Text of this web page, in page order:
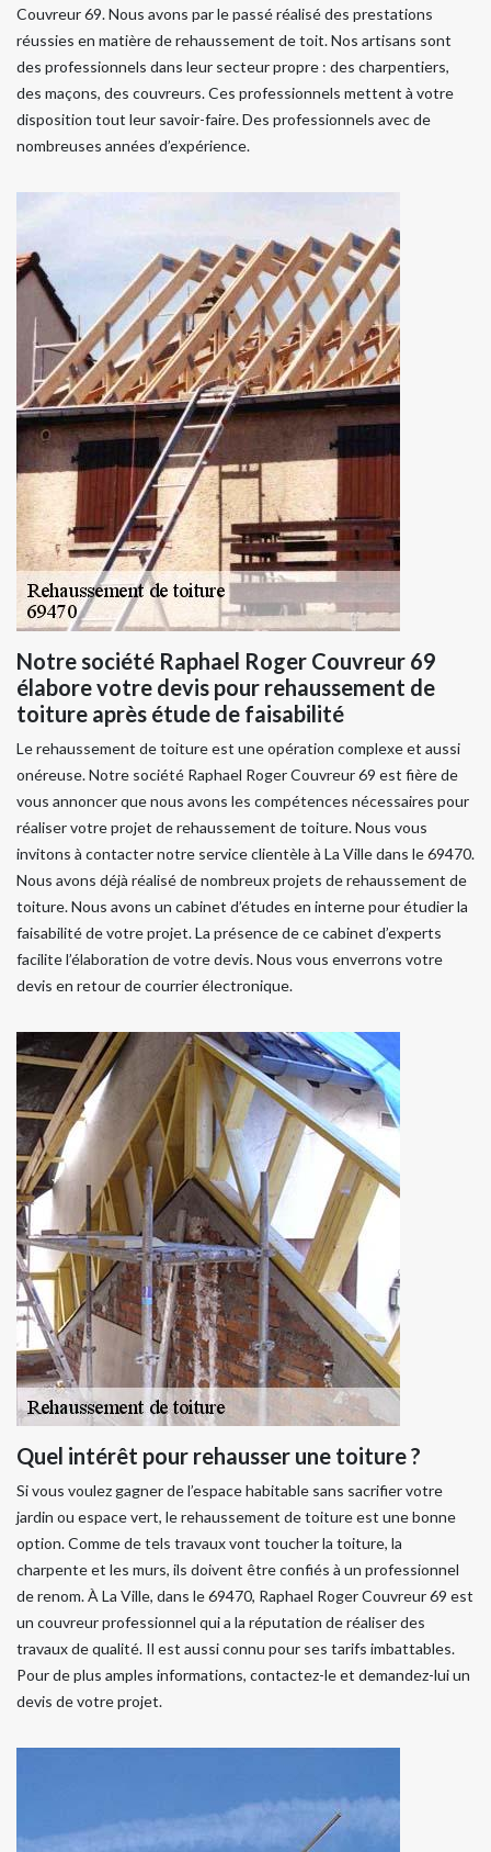
Couvreur 69. Nous avons par le passé réalisé des prestations
réussies en matière de rehaussement de toit. Nos artisans sont
des professionnels dans leur secteur propre : des charpentiers,
des maçons, des couvreurs. Ces professionnels mettent à votre
disposition tout leur savoir-faire. Des professionnels avec de
nombreuses années d’expérience.
Notre société Raphael Roger Couvreur 69
élabore votre devis pour rehaussement de
toiture après étude de faisabilité
Le rehaussement de toiture est une opération complexe et aussi
onéreuse. Notre société Raphael Roger Couvreur 69 est fière de
vous annoncer que nous avons les compétences nécessaires pour
réaliser votre projet de rehaussement de toiture. Nous vous
invitons à contacter notre service clientèle à La Ville dans le 69470.
Nous avons déjà réalisé de nombreux projets de rehaussement de
toiture. Nous avons un cabinet d’études en interne pour étudier la
faisabilité de votre projet. La présence de ce cabinet d’experts
facilite l’élaboration de votre devis. Nous vous enverrons votre
devis en retour de courrier électronique.
Quel intérêt pour rehausser une toiture ?
Si vous voulez gagner de l’espace habitable sans sacrifier votre
jardin ou espace vert, le rehaussement de toiture est une bonne
option. Comme de tels travaux vont toucher la toiture, la
charpente et les murs, ils doivent être confiés à un professionnel
de renom. À La Ville, dans le 69470, Raphael Roger Couvreur 69 est
un couvreur professionnel qui a la réputation de réaliser des
travaux de qualité. Il est aussi connu pour ses tarifs imbattables.
Pour de plus amples informations, contactez-le et demandez-lui un
devis de votre projet.